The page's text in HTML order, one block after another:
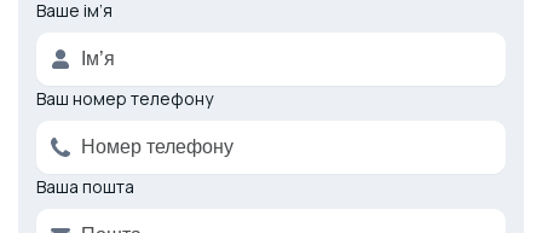
Ваше ім’я
Ваш номер телефону
Ваша пошта
Alternative: